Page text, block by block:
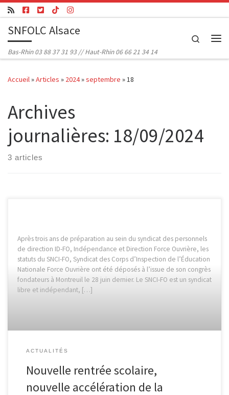
Passer au contenu
SNFOLC Alsace
Bas-Rhin 03 88 37 31 93 // Haut-Rhin 06 66 21 34 14
Search
Accueil»Articles » 2024»septembre »18
Archives
journalières: 18/09/2024
3 articles
Après trois ans de préparation au sein du syndicat des personnels
de direction ID-FO, Indépendance et Direction Force Ouvrière, les
statuts du SNCI-FO, Syndicat des Corps d’Inspection de l’Éducation
Nationale Force Ouvrière ont été déposés à l’issue de son congrès
fondateurs à Montreuil le 28 juin dernier. Le SNCI-FO est un syndicat
libre et indépendant, […]
ACTUALITÉS
Nouvelle rentrée scolaire,
nouvelle accélération de la